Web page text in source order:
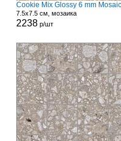
Cookie Mix Glossy 6 mm Mosaic
7.5x7.5 см, мозаика
2238р/шт